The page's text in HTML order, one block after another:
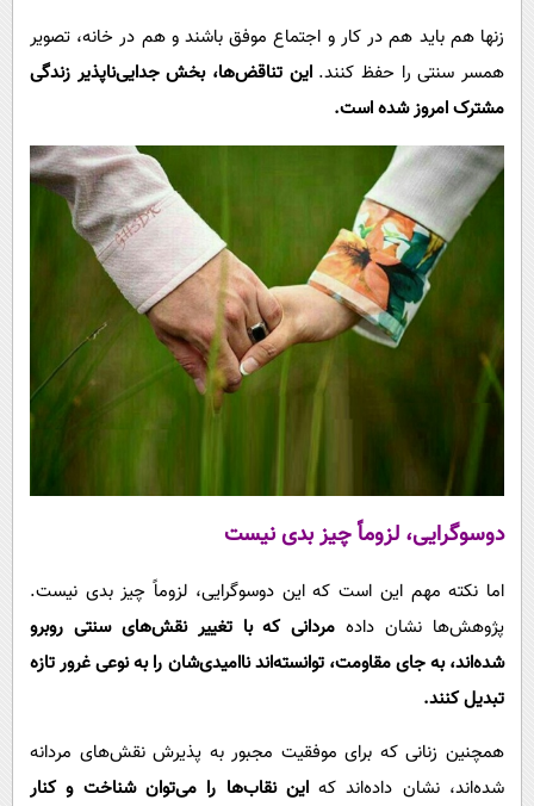
زنها هم باید هم در کار و اجتماع موفق باشند و هم در خانه، تصویر
همسر سنتی را حفظ کنند.این تناقض‌ها، بخش جدایی‌ناپذیر زندگی
مشترک امروز شده است.
دوسوگرایی، لزوماً چیز بدی نیست
اما نکته مهم این است که این دوسوگرایی، لزوماً چیز بدی نیست.
پژوهش‌ها نشان داده مردانی که با تغییر نقش‌های سنتی روبرو
شده‌اند، به جای مقاومت، توانسته‌اند ناامیدی‌شان را به نوعی غرور تازه
تبدیل کنند.
همچنین زنانی که برای موفقیت مجبور به پذیرش نقش‌های مردانه
شده‌اند، نشان داده‌اند کهاین نقاب‌ها را می‌توان شناخت و کنار